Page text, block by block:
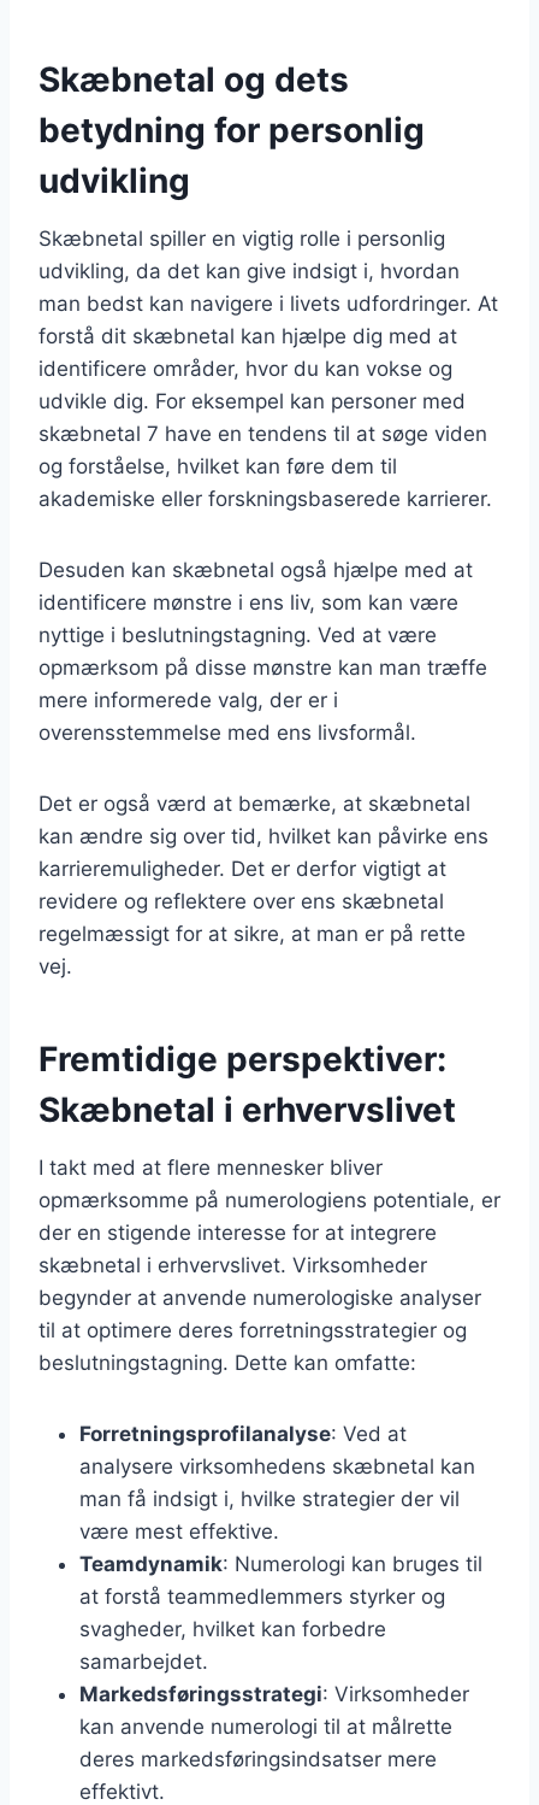
Skæbnetal og dets
betydning for personlig
udvikling
Skæbnetal spiller en vigtig rolle i personlig
udvikling, da det kan give indsigt i, hvordan
man bedst kan navigere i livets udfordringer. At
forstå dit skæbnetal kan hjælpe dig med at
identificere områder, hvor du kan vokse og
udvikle dig. For eksempel kan personer med
skæbnetal 7 have en tendens til at søge viden
og forståelse, hvilket kan føre dem til
akademiske eller forskningsbaserede karrierer.
Desuden kan skæbnetal også hjælpe med at
identificere mønstre i ens liv, som kan være
nyttige i beslutningstagning. Ved at være
opmærksom på disse mønstre kan man træffe
mere informerede valg, der er i
overensstemmelse med ens livsformål.
Det er også værd at bemærke, at skæbnetal
kan ændre sig over tid, hvilket kan påvirke ens
karrieremuligheder. Det er derfor vigtigt at
revidere og reflektere over ens skæbnetal
regelmæssigt for at sikre, at man er på rette
vej.
Fremtidige perspektiver:
Skæbnetal i erhvervslivet
I takt med at flere mennesker bliver
opmærksomme på numerologiens potentiale, er
der en stigende interesse for at integrere
skæbnetal i erhvervslivet. Virksomheder
begynder at anvende numerologiske analyser
til at optimere deres forretningsstrategier og
beslutningstagning. Dette kan omfatte:
Forretningsprofilanalyse: Ved at
analysere virksomhedens skæbnetal kan
man få indsigt i, hvilke strategier der vil
være mest effektive.
Teamdynamik: Numerologi kan bruges til
at forstå teammedlemmers styrker og
svagheder, hvilket kan forbedre
samarbejdet.
Markedsføringsstrategi: Virksomheder
kan anvende numerologi til at målrette
deres markedsføringsindsatser mere
effektivt.